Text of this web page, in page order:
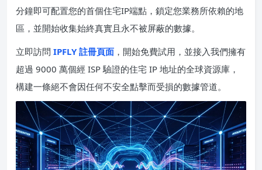
分鐘即可配置您的首個住宅IP端點，鎖定您業務所依賴的地
區，並開始收集始終真實且永不被屏蔽的數據。
立即訪問 IPFLY 註冊頁面 ，開始免費試用，並接入我們擁有
超過 9000 萬個經 ISP 驗證的住宅 IP 地址的全球資源庫，
構建一條絕不會因任何不安全點擊而受損的數據管道。